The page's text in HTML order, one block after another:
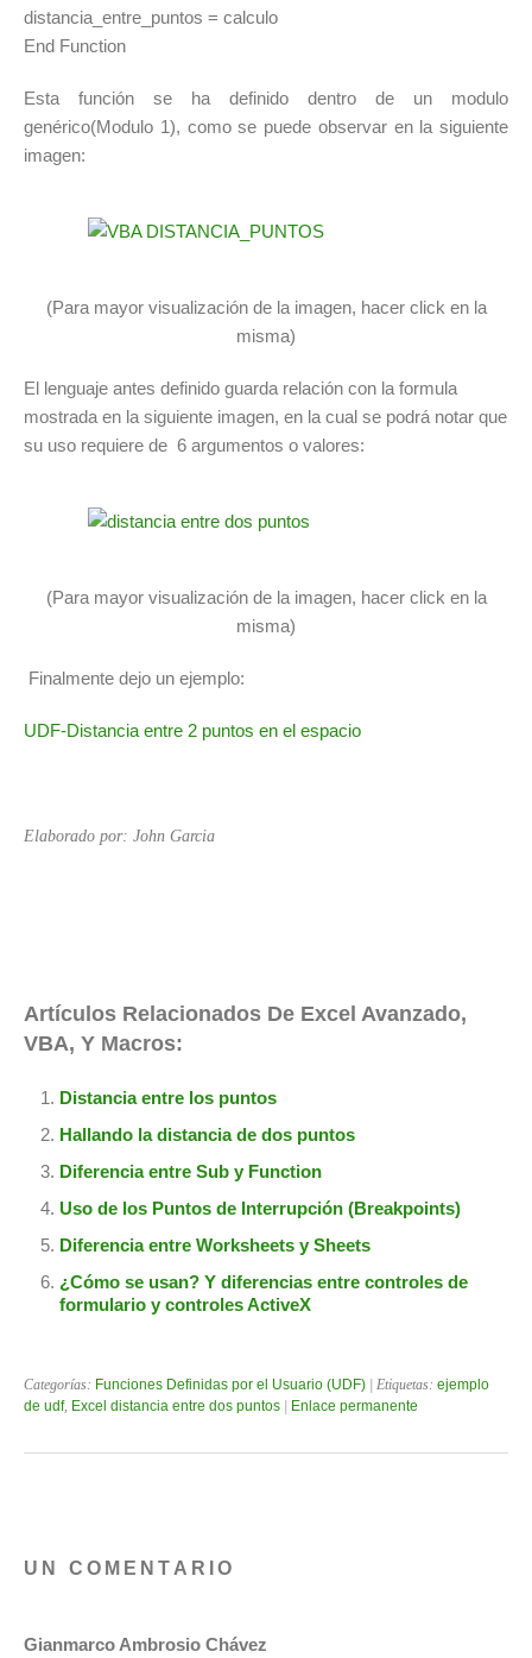
distancia_entre_puntos = calculo
End Function
Esta función se ha definido dentro de un modulo
genérico(Modulo 1), como se puede observar en la siguiente
imagen:
(Para mayor visualización de la imagen, hacer click en la
misma)
El lenguaje antes definido guarda relación con la formula
mostrada en la siguiente imagen, en la cual se podrá notar que
su uso requiere de 6 argumentos o valores:
(Para mayor visualización de la imagen, hacer click en la
misma)
Finalmente dejo un ejemplo:
UDF-Distancia entre 2 puntos en el espacio
Elaborado por: John Garcia
Artículos Relacionados De Excel Avanzado,
VBA, Y Macros:
Distancia entre los puntos
Hallando la distancia de dos puntos
Diferencia entre Sub y Function
Uso de los Puntos de Interrupción (Breakpoints)
Diferencia entre Worksheets y Sheets
¿Cómo se usan? Y diferencias entre controles de
formulario y controles ActiveX
Categorías: Funciones Definidas por el Usuario (UDF) | Etiquetas: ejemplo
de udf, Excel distancia entre dos puntos Enlace permanente
UN COMENTARIO
Gianmarco Ambrosio Chávez